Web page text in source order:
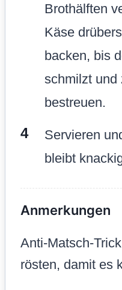
Brothälften
Käse
backen, bis
schmilzt und
bestreuen.
Servieren
bleibt
Anmerkungen
Anti-Matsch-
rösten, damit es